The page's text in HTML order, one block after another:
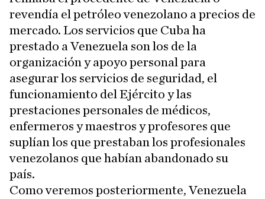
revendía el petróleo venezolano a precios de
mercado. Los servicios que Cuba ha
prestado a Venezuela son los de la
organización y apoyo personal para
asegurar los servicios de seguridad, el
funcionamiento del Ejército y las
prestaciones personales de médicos,
enfermeros y maestros y profesores que
suplían los que prestaban los profesionales
venezolanos que habían abandonado su
país.
Como veremos posteriormente, Venezuela